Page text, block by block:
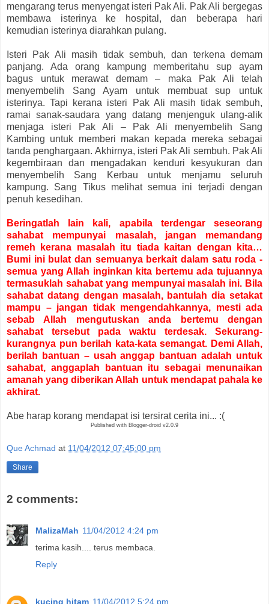
mengarang terus menyengat isteri Pak Ali. Pak Ali bergegas
membawa isterinya ke hospital, dan beberapa hari
kemudian isterinya diarahkan pulang.
Isteri Pak Ali masih tidak sembuh, dan terkena demam
panjang. Ada orang kampung memberitahu sup ayam
bagus untuk merawat demam – maka Pak Ali telah
menyembelih Sang Ayam untuk membuat sup untuk
isterinya. Tapi kerana isteri Pak Ali masih tidak sembuh,
ramai sanak-saudara yang datang menjenguk ulang-alik
menjaga isteri Pak Ali – Pak Ali menyembelih Sang
Kambing untuk memberi makan kepada mereka sebagai
tanda penghargaan. Akhirnya, isteri Pak Ali sembuh. Pak Ali
kegembiraan dan mengadakan kenduri kesyukuran dan
menyembelih Sang Kerbau untuk menjamu seluruh
kampung. Sang Tikus melihat semua ini terjadi dengan
penuh kesedihan.
Beringatlah lain kali, apabila terdengar seseorang
sahabat mempunyai masalah, jangan memandang
remeh kerana masalah itu tiada kaitan dengan kita…
Bumi ini bulat dan semuanya berkait dalam satu roda -
semua yang Allah inginkan kita bertemu ada tujuannya
termasuklah sahabat yang mempunyai masalah ini. Bila
sahabat datang dengan masalah, bantulah dia setakat
mampu – jangan tidak mengendahkannya, mesti ada
sebab Allah mengutuskan anda bertemu dengan
sahabat tersebut pada waktu terdesak. Sekurang-
kurangnya pun berilah kata-kata semangat. Demi Allah,
berilah bantuan – usah anggap bantuan adalah untuk
sahabat, anggaplah bantuan itu sebagai menunaikan
amanah yang diberikan Allah untuk mendapat pahala ke
akhirat.
Abe harap korang mendapat isi tersirat cerita ini... :(
Published with Blogger-droid v2.0.9
Que Achmad at 11/04/2012 07:45:00 pm
Share
2 comments:
MalizaMah 11/04/2012 4:24 pm
terima kasih.... terus membaca.
Reply
kucing hitam 11/04/2012 5:24 pm